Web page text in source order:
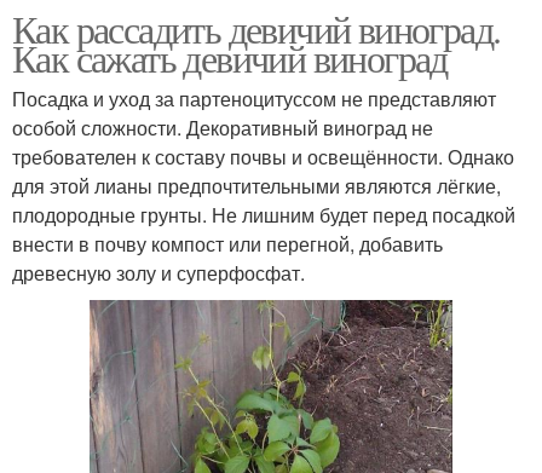
Как рассадить девичий виноград.
Как сажать девичий виноград
Посадка и уход за партеноцитуссом не представляют
особой сложности. Декоративный виноград не
требователен к составу почвы и освещённости. Однако
для этой лианы предпочтительными являются лёгкие,
плодородные грунты. Не лишним будет перед посадкой
внести в почву компост или перегной, добавить
древесную золу и суперфосфат.